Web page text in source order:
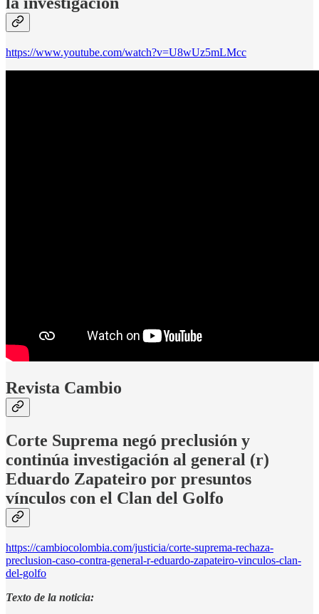
https://www.youtube.com/watch?v=U8wUz5mLMcc
Revista Cambio
Corte Suprema negó preclusión y
continúa investigación al general (r)
Eduardo Zapateiro por presuntos
vínculos con el Clan del Golfo
https://cambiocolombia.com/justicia/corte-suprema-rechaza-
preclusion-caso-contra-general-r-eduardo-zapateiro-vinculos-clan-
del-golfo
Texto de la noticia: